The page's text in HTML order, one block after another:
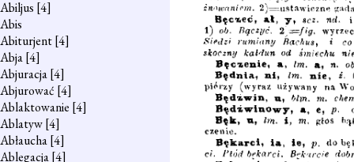
Abiljus [4]
Abis
Abiturjent[4]
Abja[4]
Abjuracja[4]
Abjurować [4]
Ablaktowanie [4]
Ablatyw[4]
Abłaucha[4]
Ablegacja[4]